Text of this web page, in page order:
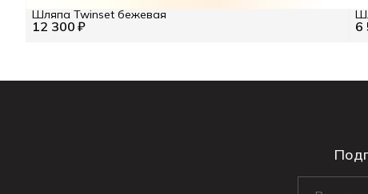
12 300 ₽
Шляпа Twinset бежевая
6